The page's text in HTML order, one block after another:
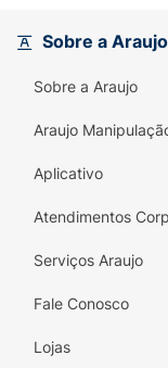
silício,
magnésio,
titânio e
Cada
contém:
1 comprimido
Excipientes:
magnésio,
Sobre a Araujo
Sobre a Araujo
Araujo
Aplicativo
Atendimentos
Serviços Araujo
Fale Conosco
Lojas